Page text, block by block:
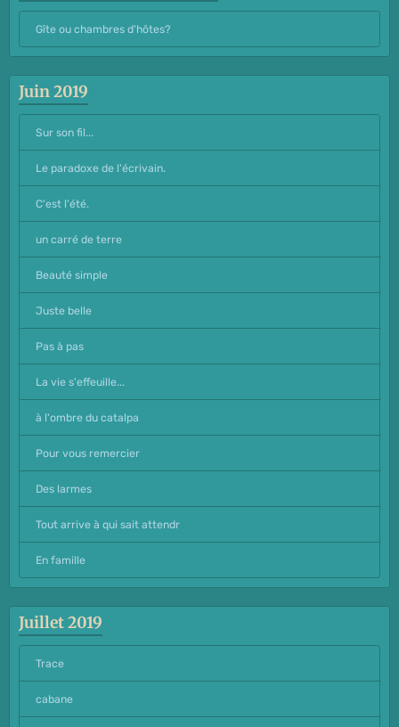
Gîte ou chambres d'hôtes?
Juin 2019
Sur son fil...
Le paradoxe de l'écrivain.
C'est l'été.
un carré de terre
Beauté simple
Juste belle
Pas à pas
La vie s'effeuille...
à l'ombre du catalpa
Pour vous remercier
Des larmes
Tout arrive à qui sait attendr
En famille
Juillet 2019
Trace
cabane